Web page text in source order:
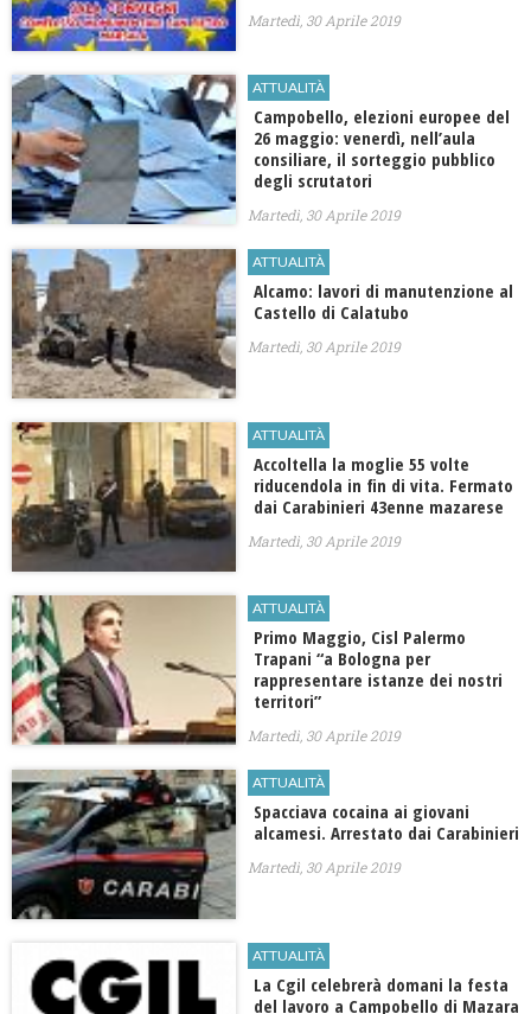
Martedì, 30 Aprile 2019
ATTUALITÀ
Campobello, elezioni europee del
26 maggio: venerdì, nell’aula
consiliare, il sorteggio pubblico
degli scrutatori
Martedì, 30 Aprile 2019
ATTUALITÀ
Alcamo: lavori di manutenzione al
Castello di Calatubo
Martedì, 30 Aprile 2019
ATTUALITÀ
Accoltella la moglie 55 volte
riducendola in fin di vita. Fermato
dai Carabinieri 43enne mazarese
Martedì, 30 Aprile 2019
ATTUALITÀ
Primo Maggio, Cisl Palermo
Trapani “a Bologna per
rappresentare istanze dei nostri
territori”
Martedì, 30 Aprile 2019
ATTUALITÀ
Spacciava cocaina ai giovani
alcamesi. Arrestato dai Carabinieri
Martedì, 30 Aprile 2019
ATTUALITÀ
La Cgil celebrerà domani la festa
del lavoro a Campobello di Mazara